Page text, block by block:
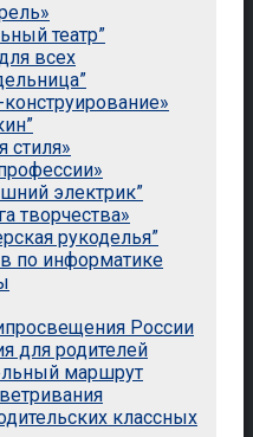
театр”
всех
стиля»
электрик”
творчества»
рукоделья”
по информатике
России
для родителей
маршрут
классных